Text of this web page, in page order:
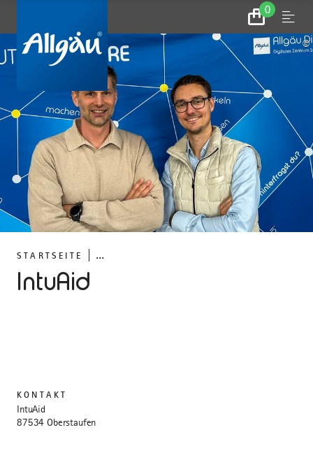
0
Zum
Warenkorb
Menu
STARTSEITE ...
IntuAid
©
KONTAKT
IntuAid
87534 Oberstaufen